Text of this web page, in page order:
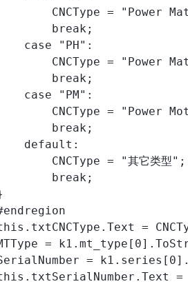
CNCType = "Power
break;
case "PH":
CNCType = "Power
break;
case "PM":
CNCType = "Power
break;
default:
CNCType = "其它类型";
break;
=
=
=
=